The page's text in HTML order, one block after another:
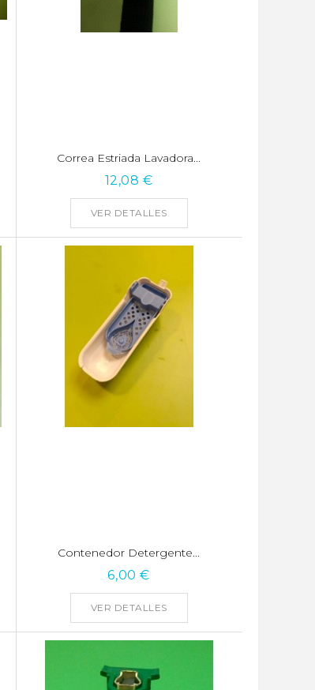
Correa Estriada Lavadora...
12,08 €
VER DETALLES
Contenedor Detergente...
6,00 €
VER DETALLES